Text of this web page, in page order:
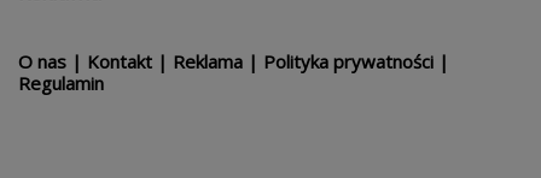
O nas | Kontakt | Reklama | Polityka prywatności |
Regulamin